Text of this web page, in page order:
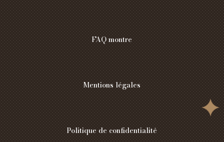
FAQ montre
Mentions légales
Politique de confidentialité